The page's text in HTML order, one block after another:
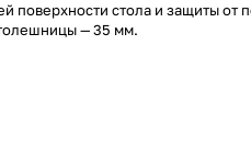
поверхности стола и защиты
— 35 мм.